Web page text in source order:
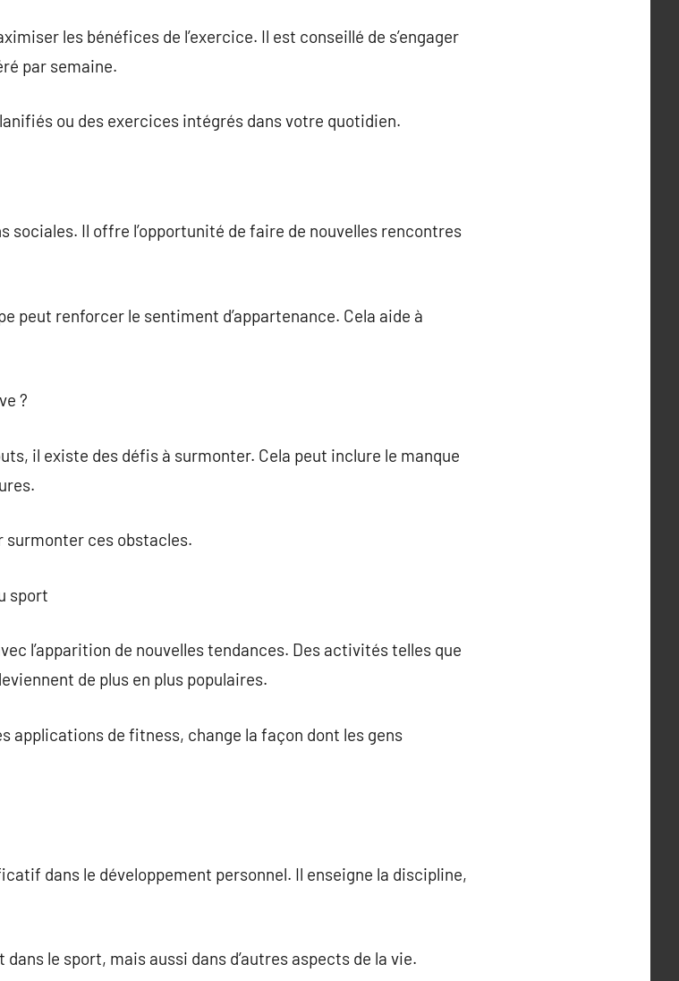
les bénéfices de l’exercice. Il est conseillé de s’engager
par semaine.
ou des exercices intégrés dans votre quotidien.
Il offre l’opportunité de faire de nouvelles rencontres
peut renforcer le sentiment d’appartenance. Cela aide à
?
il existe des défis à surmonter. Cela peut inclure le manque
surmonter ces obstacles.
sport
l’apparition de nouvelles tendances. Des activités telles que
de plus en plus populaires.
applications de fitness, change la façon dont les gens
dans le développement personnel. Il enseigne la discipline,
le sport, mais aussi dans d’autres aspects de la vie.